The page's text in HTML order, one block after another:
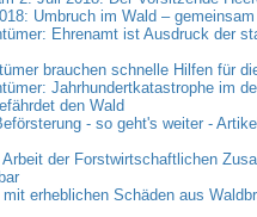
Umbruch im Wald –
Ehrenamt ist Ausdruck der
brauchen schnelle Hilfen für
Jahrhundertkatastrophe im
den Wald
- so geht's weiter -
der Forstwirtschaftlichen
erheblichen Schäden aus